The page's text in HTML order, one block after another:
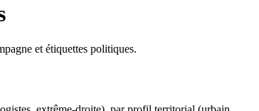
et étiquettes politiques.